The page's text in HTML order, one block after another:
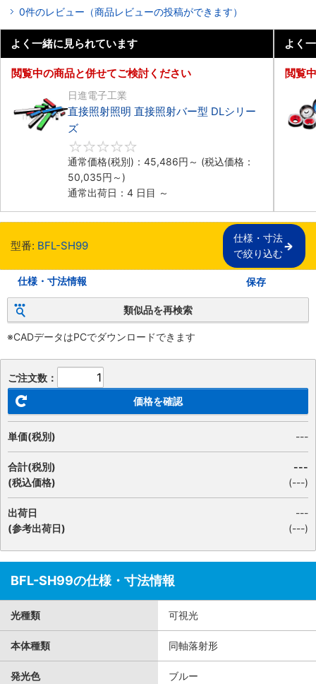
0件のレビュー（商品レビューの投稿ができます）
よく一緒に見られています
閲覧中の商品と併せてご検討ください
日進電子工業
直接照射照明 直接照射バー型 DLシリー
ズ
通常価格(税別)： 45,486円 ～ (税込価格：
50,035円 ～)
通常出荷日：4 日目 ～
よく
閲覧
型番: BFL-SH99
仕様・寸法
で絞り込む
仕様・寸法情報 保存
類似品を再検索
※CADデータはPCでダウンロードできます
ご注文数：
価格を確認
単価(税別) ---
合計(税別)
(税込価格)
---
(---)
出荷日
(参考出荷日)
---
(---)
BFL-SH99の仕様・寸法情報
光種類 可視光
本体種類 同軸落射形
発光色 ブルー